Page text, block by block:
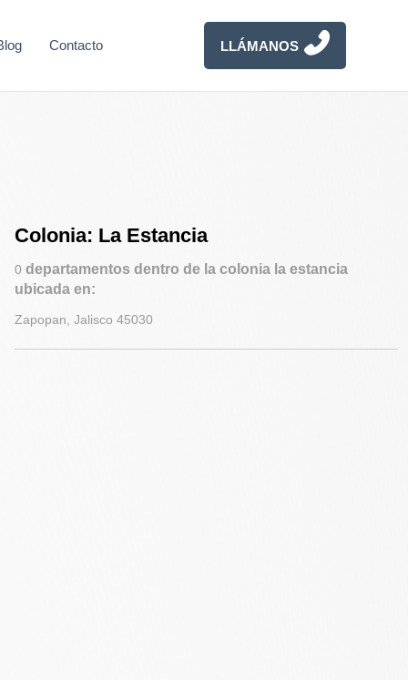
Contacto LLÁMANOS
Colonia: La Estancia
0 departamentos dentro de la colonia la estancia
ubicada en:
Zapopan, Jalisco 45030